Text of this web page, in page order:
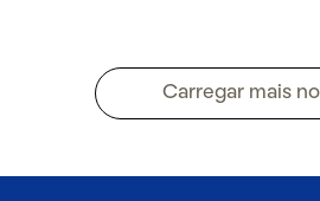
Carregar mais